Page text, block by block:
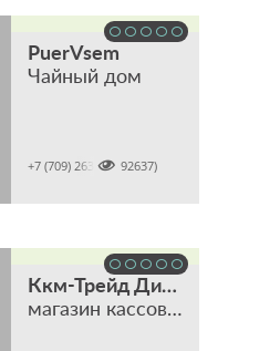
PuerVsem
Чайный дом

+7 (709) 2637 (7092637)
Ккм-Трейд Дистрибьюшен
магазин кассового, торгового и банковского оборудования